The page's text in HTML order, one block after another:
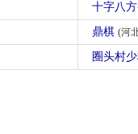
十字八
鼎棋 (河
圈头村